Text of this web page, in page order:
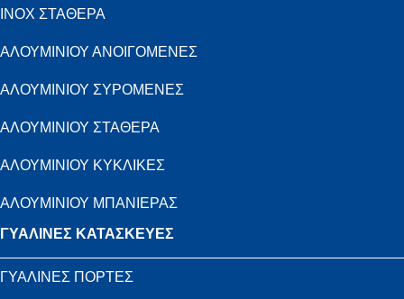
INOX ΣΤΑΘΕΡΑ
ΑΛΟΥΜΙΝΙΟΥ ΑΝΟΙΓΟΜΕΝΕΣ
ΑΛΟΥΜΙΝΙΟΥ ΣΥΡΟΜΕΝΕΣ
ΑΛΟΥΜΙΝΙΟΥ ΣΤΑΘΕΡΑ
ΑΛΟΥΜΙΝΙΟΥ ΚΥΚΛΙΚΕΣ
ΑΛΟΥΜΙΝΙΟΥ ΜΠΑΝΙΕΡΑΣ
ΓΥΑΛΙΝΕΣ ΚΑΤΑΣΚΕΥΕΣ
ΓΥΑΛΙΝΕΣ ΠΟΡΤΕΣ